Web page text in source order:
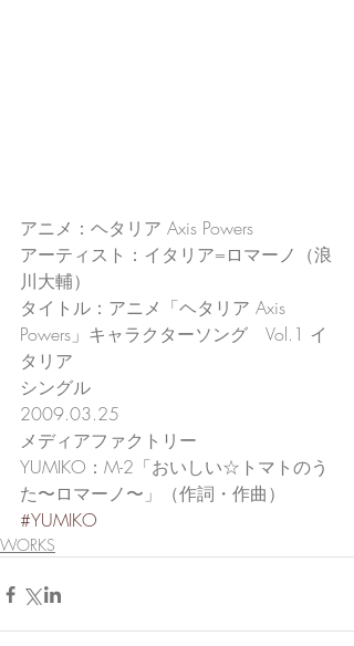
アニメ：ヘタリア Axis Powers
アーティスト：イタリア=ロマーノ（浪
川大輔）
タイトル：アニメ「ヘタリア Axis
Powers」キャラクターソング　Vol.1 イ
タリア
シングル
2009.03.25
メディアファクトリー
YUMIKO：M-2「おいしい☆トマトのう
た〜ロマーノ〜」（作詞・作曲）
#YUMIKO
WORKS